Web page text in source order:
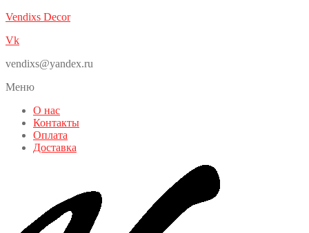
Vendixs Decor
Vk
vendixs@yandex.ru
Меню
О нас
Контакты
Оплата
Доставка